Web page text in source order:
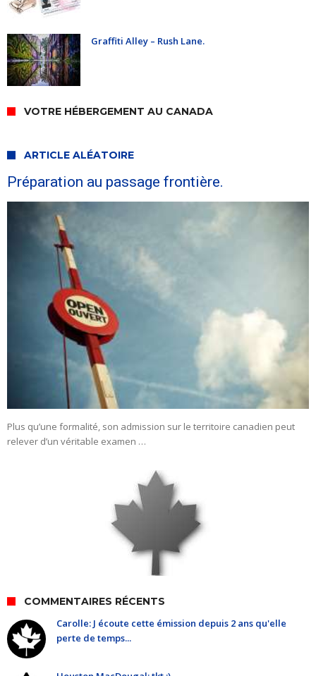
Graffiti Alley – Rush Lane.
VOTRE HÉBERGEMENT AU CANADA
ARTICLE ALÉATOIRE
Préparation au passage frontière.
Plus qu’une formalité, son admission sur le territoire canadien peut
relever d’un véritable examen …
COMMENTAIRES RÉCENTS
Carolle: J écoute cette émission depuis 2 ans qu'elle
perte de temps...